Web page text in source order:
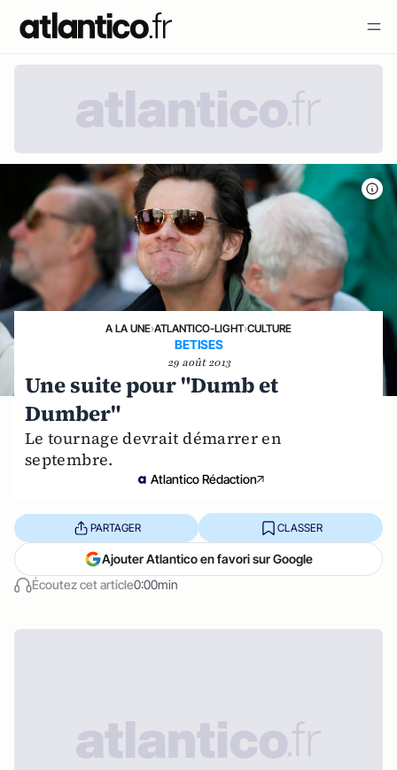
A LA UNE›ATLANTICO-LIGHT›CULTURE
BETISES
29 août 2013
Une suite pour "Dumb et
Dumber"
Le tournage devrait démarrer en
septembre.
Atlantico Rédaction
Écoutez cet article0:00min
PARTAGER CLASSER
Ajouter Atlantico en favori sur Google